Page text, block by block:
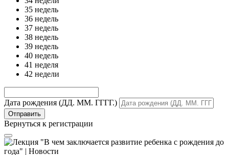
35 недель
36 недель
37 недель
38 недель
39 недель
40 недель
41 неделя
42 недели
Дата рождения (ДД. ММ. ГГГГ.)
Вернуться к регистрации